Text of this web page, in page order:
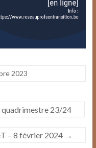
2023
quadrimestre 23/24
– 8 février 2024 →